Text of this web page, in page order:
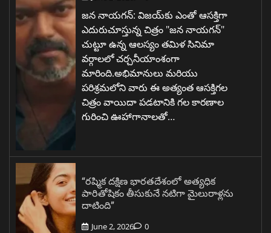
జన నాయగన్: విజయ్‌కు ఎంతో ఆసక్తిగా
ఎదురుచూస్తున్న చిత్రం "జన నాయగన్"
చుట్టూ ఉన్న ఆలస్యం తమిళ సినిమా
వర్గాలలో చర్చనీయాంశంగా
మారింది.అభిమానులు మరియు
పరిశ్రమలోని వారు ఈ అత్యంత ఆసక్తిగల
చిత్రం వాయిదా పడటానికి గల కారణాల
గురించి ఊహాగానాలతో…
“రష్మిక దక్షిణ భారతదేశంలో అత్యధిక
పారితోషికం తీసుకునే నటిగా మైలురాళ్లను
దాటింది”
June 2, 2026 0